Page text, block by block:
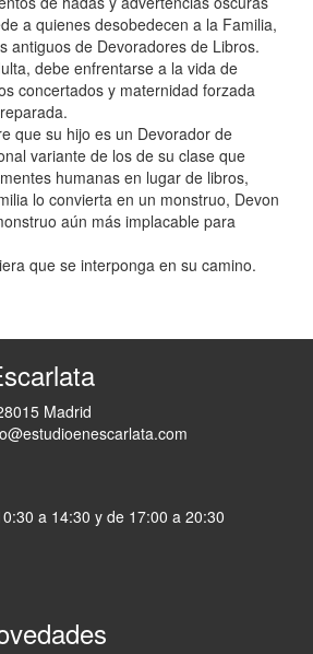
a quienes desobedecen a la Familia,
antiguos de Devoradores de Libros.
debe enfrentarse a la vida de
concertados y maternidad forzada
que su hijo es un Devorador de
variante de los de su clase que
humanas en lugar de libros,
lo convierta en un monstruo, Devon
aún más implacable para
que se interponga en su camino.
Madrid
a 14:30 y de 17:00 a 20:30